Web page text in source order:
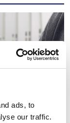
ads, to
our traffic.